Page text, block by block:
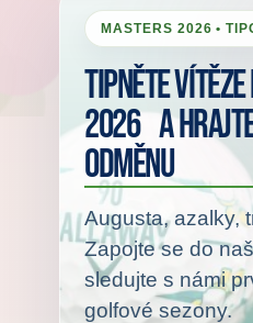
MASTERS 2026 •
Tipněte
2026 a
odměnu
Augusta, azalky,
Zapojte se do
sledujte s námi
golfové sezony.